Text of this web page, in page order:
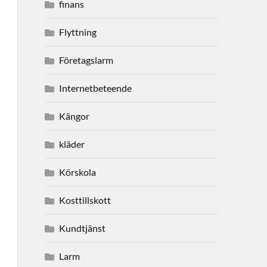
finans
Flyttning
Företagslarm
Internetbeteende
Kängor
kläder
Körskola
Kosttillskott
Kundtjänst
Larm